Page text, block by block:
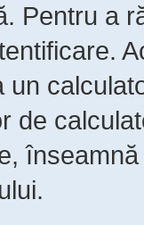
Pentru a
un
de